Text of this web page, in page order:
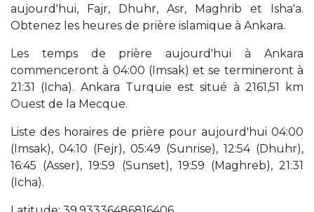
aujourd'hui, Fajr, Dhuhr, Asr, Maghrib et Isha'a.
Obtenez les heures de prière islamique à Ankara.
Les temps de prière aujourd'hui à Ankara
commenceront à 04:00 (Imsak) et se termineront à
21:31 (Icha). Ankara Turquie est situé à 2161,51 km
Ouest de la Mecque.
Liste des horaires de prière pour aujourd'hui 04:00
(Imsak), 04:10 (Fejr), 05:49 (Sunrise), 12:54 (Dhuhr),
16:45 (Asser), 19:59 (Sunset), 19:59 (Maghreb), 21:31
(Icha).